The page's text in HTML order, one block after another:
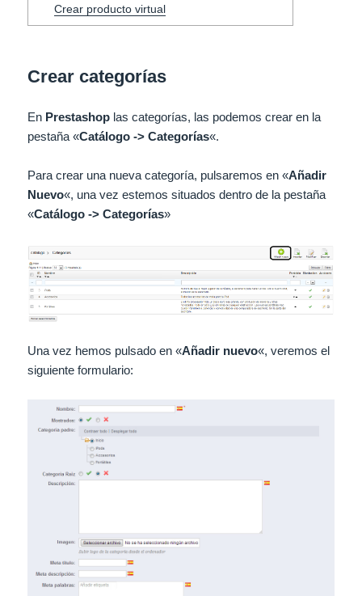
Crear producto virtual
Crear categorías
En Prestashop las categorías, las podemos crear en la
pestaña «Catálogo -> Categorías«.
Para crear una nueva categoría, pulsaremos en «Añadir
Nuevo«, una vez estemos situados dentro de la pestaña
«Catálogo -> Categorías»
Una vez hemos pulsado en «Añadir nuevo«, veremos el
siguiente formulario: